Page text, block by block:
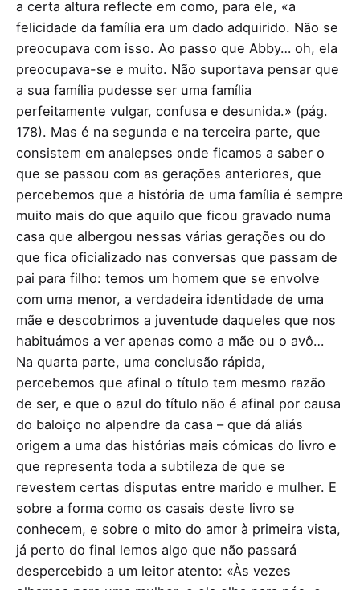
a certa altura reflecte em como, para ele, «a
felicidade da família era um dado adquirido. Não se
preocupava com isso. Ao passo que Abby… oh, ela
preocupava-se e muito. Não suportava pensar que
a sua família pudesse ser uma família
perfeitamente vulgar, confusa e desunida.» (pág.
178). Mas é na segunda e na terceira parte, que
consistem em analepses onde ficamos a saber o
que se passou com as gerações anteriores, que
percebemos que a história de uma família é sempre
muito mais do que aquilo que ficou gravado numa
casa que albergou nessas várias gerações ou do
que fica oficializado nas conversas que passam de
pai para filho: temos um homem que se envolve
com uma menor, a verdadeira identidade de uma
mãe e descobrimos a juventude daqueles que nos
habituámos a ver apenas como a mãe ou o avô…
Na quarta parte, uma conclusão rápida,
percebemos que afinal o título tem mesmo razão
de ser, e que o azul do título não é afinal por causa
do baloiço no alpendre da casa – que dá aliás
origem a uma das histórias mais cómicas do livro e
que representa toda a subtileza de que se
revestem certas disputas entre marido e mulher. E
sobre a forma como os casais deste livro se
conhecem, e sobre o mito do amor à primeira vista,
já perto do final lemos algo que não passará
despercebido a um leitor atento: «Às vezes